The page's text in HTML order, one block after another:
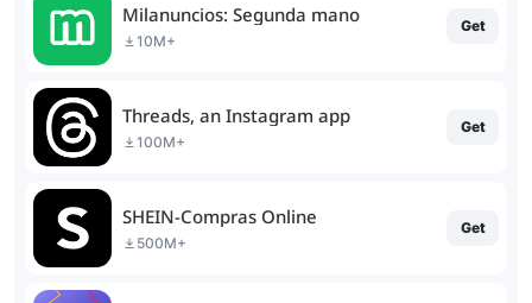
Milanuncios: Segunda mano
10M+
Get
Threads, an Instagram app
100M+
Get
SHEIN-Compras Online
500M+
Get